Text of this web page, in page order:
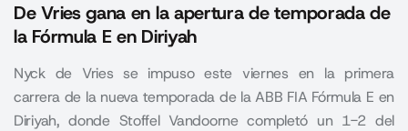
De Vries gana en la apertura de temporada de
la Fórmula E en Diriyah
Nyck de Vries se impuso este viernes en la primera
carrera de la nueva temporada de la ABB FIA Fórmula E en
Diriyah, donde Stoffel Vandoorne completó un 1-2 del